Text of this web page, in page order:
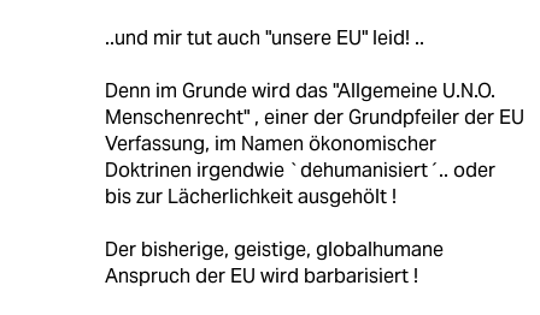
..und mir tut auch "unsere EU" leid! ..
Denn im Grunde wird das "Allgemeine U.N.O.
Menschenrecht" , einer der Grundpfeiler der EU
Verfassung, im Namen ökonomischer
Doktrinen irgendwie `dehumanisiert´.. oder
bis zur Lächerlichkeit ausgehölt !
Der bisherige, geistige, globalhumane
Anspruch der EU wird barbarisiert !